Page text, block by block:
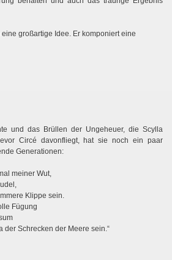
großartige Idee. Er komponiert eine
und das Brüllen der Ungeheuer, die Scylla
Circé davonfliegt, hat sie noch ein paar
Generationen:
meiner Wut,
Klippe sein.
Fügung
der Schrecken der Meere sein.“